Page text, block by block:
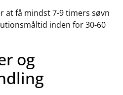
at få mindst 7-9 timers søvn
inden for 30-60
og